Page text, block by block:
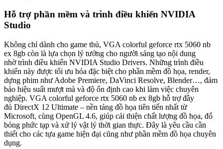
Hỗ trợ phần mềm và trình điều khiển NVIDIA
Studio
Không chỉ dành cho game thủ, VGA colorful geforce rtx 5060 nb
ex 8gb còn là lựa chọn lý tưởng cho người sáng tạo nội dung
nhờ trình điều khiển NVIDIA Studio Drivers. Những trình điều
khiển này được tối ưu hóa đặc biệt cho phần mềm đồ họa, render,
dựng phim như Adobe Premiere, DaVinci Resolve, Blender…, đảm
bảo hiệu suất mượt mà và độ ổn định cao khi làm việc chuyên
nghiệp. VGA colorful geforce rtx 5060 nb ex 8gb hỗ trợ đầy
đủ DirectX 12 Ultimate – nền tảng đồ họa tiên tiến nhất từ
Microsoft, cùng OpenGL 4.6, giúp cải thiện chất lượng đồ họa, đổ
bóng phức tạp và xử lý vật lý thời gian thực. Đây là yêu cầu cần
thiết cho các tựa game hiện đại cũng như phần mềm đồ họa chuyên
dụng.